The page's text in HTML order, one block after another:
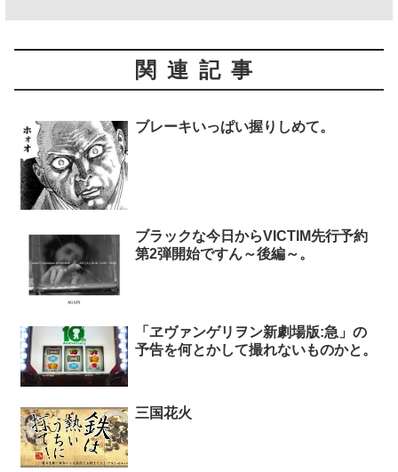
関連記事
ブレーキいっぱい握りしめて。
ブラックな今日からVICTIM先行予約
第2弾開始ですん～後編～。
「ヱヴァンゲリヲン新劇場版:急」の
予告を何とかして撮れないものかと。
三国花火